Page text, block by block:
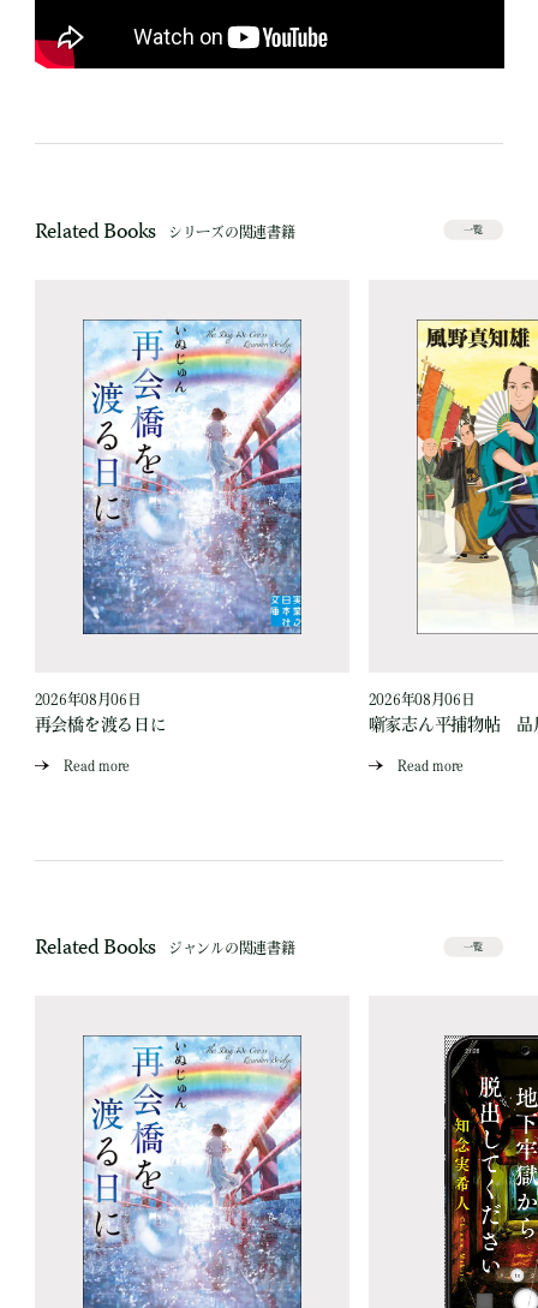
Related Books シリーズの関連書籍 一覧
2026年08月06日
再会橋を渡る日に
Read more
2026年08月06日
噺家志ん平捕物帖 品
Read more
Related Books ジャンルの関連書籍 一覧